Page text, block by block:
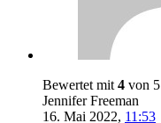
Bewertet mit 4 von 5
Jennifer Freeman
16. Mai 2022, 11:53